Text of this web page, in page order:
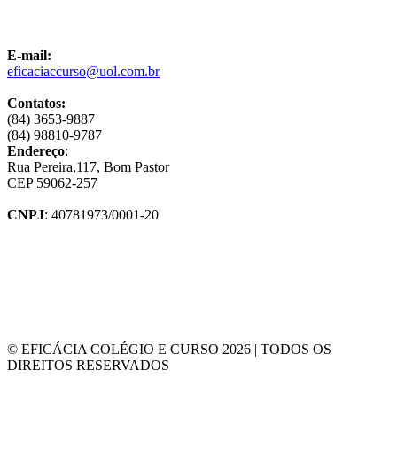
E-mail:
eficaciaccurso@uol.com.br
Contatos:
(84) 3653-9887
(84) 98810-9787
Endereço:
Rua Pereira,117, Bom Pastor
CEP 59062-257
CNPJ: 40781973/0001-20
© EFICÁCIA COLÉGIO E CURSO 2026 | TODOS OS
DIREITOS RESERVADOS